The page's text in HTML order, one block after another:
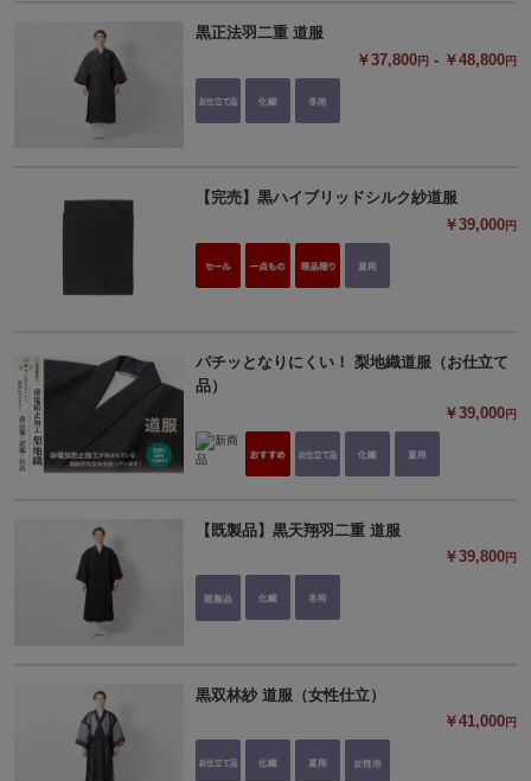
黒正法羽二重 道服
￥37,800円 - ￥48,800円
【完売】黒ハイブリッドシルク紗道服
￥39,000円
パチッとなりにくい！ 梨地織道服（お仕立て
品）
￥39,000円
【既製品】黒天翔羽二重 道服
￥39,800円
黒双林紗 道服（女性仕立）
￥41,000円